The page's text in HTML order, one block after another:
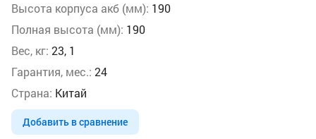
Высота корпуса акб (мм): 190
Полная высота (мм): 190
Вес, кг: 23, 1
Гарантия, мес.: 24
Страна: Китай
Добавить в сравнение